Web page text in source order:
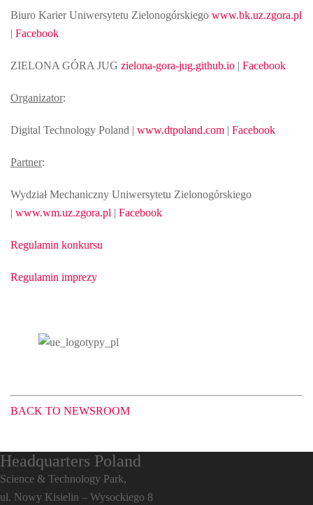
Biuro Karier Uniwersytetu Zielonogórskiego www.bk.uz.zgora.pl
| Facebook
ZIELONA GÓRA JUG zielona-gora-jug.github.io | Facebook
Organizator:
Digital Technology Poland | www.dtpoland.com | Facebook
Partner:
Wydział Mechaniczny Uniwersytetu Zielonogórskiego
| www.wm.uz.zgora.pl | Facebook
Regulamin konkursu
Regulamin imprezy
BACK TO NEWSROOM
Headquarters Poland
Science & Technology Park,
ul. Nowy Kisielin – Wysockiego 8